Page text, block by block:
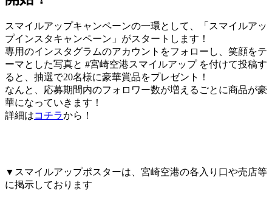
スマイルアップキャンペーンの一環として、「スマイルアッ
プインスタキャンペーン」がスタートします！
専用のインスタグラムのアカウントをフォローし、笑顔をテ
ーマとした写真と #宮崎空港スマイルアップ を付けて投稿す
ると、抽選で20名様に豪華賞品をプレゼント！
なんと、応募期間内のフォロワー数が増えるごとに商品が豪
華になっていきます！
詳細はコチラから！
▼スマイルアップポスターは、宮崎空港の各入り口や売店等
に掲示しております